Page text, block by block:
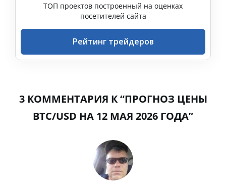
ТОП проектов построенный на оценках
посетителей сайта
Рейтинг трейдеров
3 КОММЕНТАРИЯ К “ПРОГНОЗ ЦЕНЫ
BTC/USD НА 12 МАЯ 2026 ГОДА”